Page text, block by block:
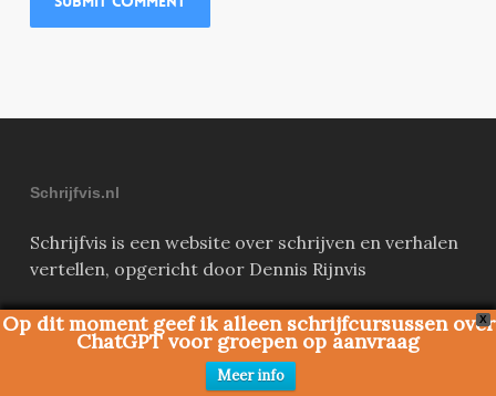
Schrijfvis.nl
Schrijfvis is een website over schrijven en verhalen
vertellen, opgericht door Dennis Rijnvis
Schrijfvis.nl
Binckhorstlaan 36
X
Op dit moment geef ik alleen schrijfcursussen over
ChatGPT voor groepen op aanvraag
Meer info